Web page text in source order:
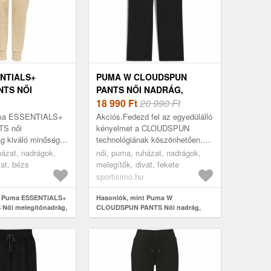
NŐI
BÉZS,
ESSENTIALS+
női
kiváló minőségű
A dryCELL
köszönhetően
nadrágok,
bézs
ESSENTIALS+
Női melegítőnadrág,
PUMA W CLOUDSPUN
PANTS NŐI NADRÁG,
FEKETE, MÉRET
18 990 Ft20 990 Ft
Akciós.Fedezd fel az egyedülálló
kényelmet a CLOUDSPUN
technológiának köszönhetően.
Ez a rendkívül funkcionális
Puma W CLOUDSPUN PANTS
női nadrág ultra pu...
női, puma, ruházat, nadrágok,
melegítők, divat, fekete
sportisimo.hu
Hasonlók, mint Puma W
CLOUDSPUN PANTS Női nadrág,
fekete, méret